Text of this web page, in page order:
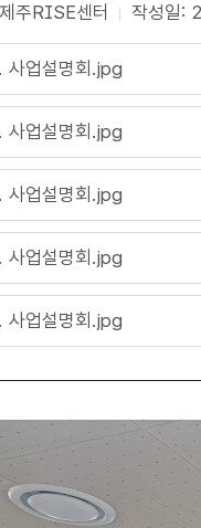
주RISE센터 작성일:
사업설명회.jpg
사업설명회.jpg
사업설명회.jpg
사업설명회.jpg
사업설명회.jpg